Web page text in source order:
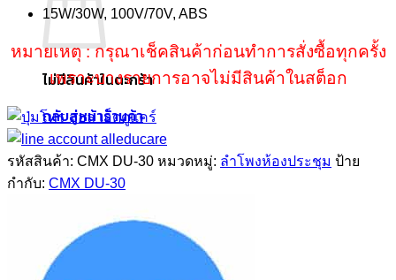
ไม่มีสินค้าในตะกร้า
กลับสู่หน้าร้านค้า
15W/30W, 100V/70V, ABS
หมายเหตุ : กรุณาเช็คสินค้าก่อนทำการสั่งซื้อทุกครั้ง
เพราะบางรายการอาจไม่มีสินค้าในสต็อก
รหัสสินค้า: CMX DU-30 หมวดหมู่: ลำโพงห้องประชุม ป้าย
กำกับ: CMX DU-30